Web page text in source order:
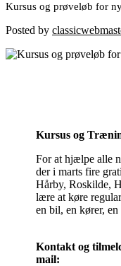
Kursus og prøveløb for
Posted by
Kursus og
For at hjælpe alle
der i marts fire
Hårby, Roskilde,
lære at køre
en bil, en kører,
Kontakt og
mail: